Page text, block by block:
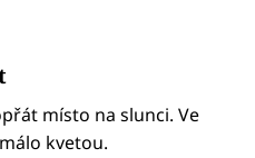
místo na slunci. Ve
kvetou.